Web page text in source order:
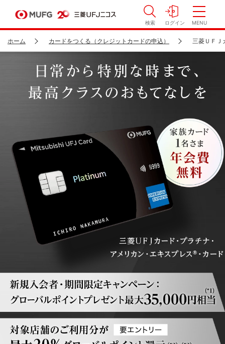
検索 ログイン MENU
ホーム カードをつくる（クレジットカードの申込） 三菱ＵＦＪ